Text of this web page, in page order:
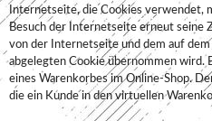
Internetseite, die Cookies verwendet,
Besuch der Internetseite erneut seine
von der Internetseite und dem auf
abgelegten Cookie übernommen wird.
eines Warenkorbes im Online-Shop.
die ein Kunde in den virtuellen